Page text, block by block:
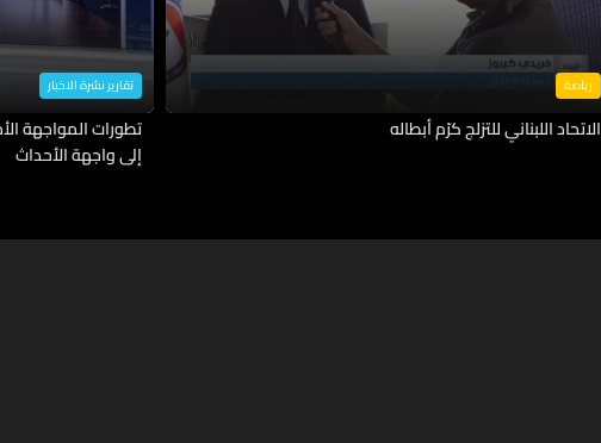
رياضة
الاتحاد اللبناني للتزلج كرّم أبطاله
تقارير نشرة الاخبار
تطورات المواجهة
إلى واجهة الأحداث